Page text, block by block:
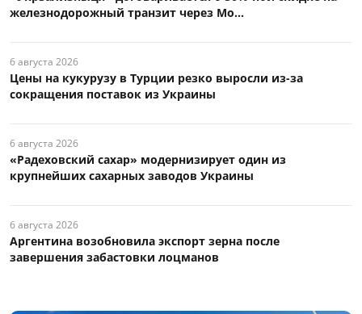
железнодорожный транзит через Мо...
6 августа 2026
Цены на кукурузу в Турции резко выросли из-за
сокращения поставок из Украины
6 августа 2026
«Радеховский сахар» модернизирует один из
крупнейших сахарных заводов Украины
6 августа 2026
Аргентина возобновила экспорт зерна после
завершения забастовки лоцманов